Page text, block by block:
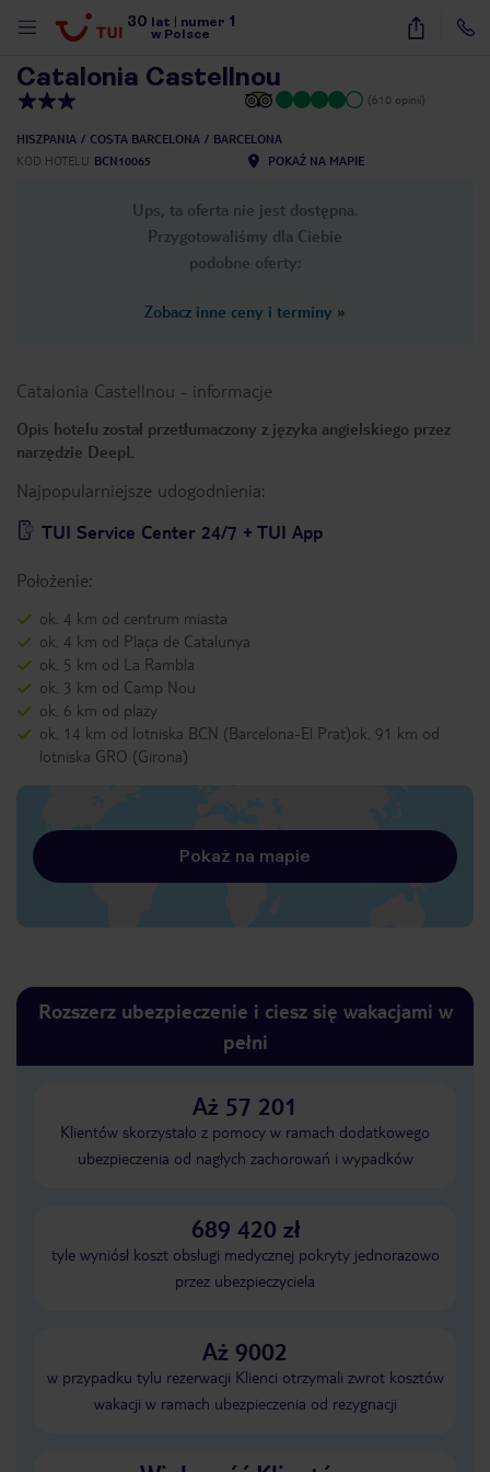
30 lat numer 1
w Polsce
30
Catalonia Castellnou
(610 opinii)
HISZPANIA COSTA BARCELONA
BARCELONA
KOD HOTELU BCN10065 POKAŻ NA MAPIE
Ups, ta oferta nie jest dostępna.
Przygotowaliśmy dla Ciebie
podobne oferty:
Zobacz inne ceny i terminy »
Catalonia Castellnou - informacje
Opis hotelu został przetłumaczony z języka angielskiego przez
narzędzie DeepL
Najpopularniejsze udogodnienia:
TUI Service Center 24/7 + TUI App
Położenie:
ok. 4 km od centrum miasta
ok. 4 km od Plaça de Catalunya
ok. 5 km od La Rambla
ok. 3 km od Camp Nou
ok. 6 km od plaży
ok. 14 km od lotniska BCN (Barcelona-El Prat)ok. 91 km od
lotniska GRO (Girona)
Pokaż na mapie
Rozszerz ubezpieczenie i ciesz się wakacjami w
pełni
Aż 57 201
Klientów skorzystało z pomocy w ramach dodatkowego
ubezpieczenia od nagłych zachorowań i wypadków
689 420 zł
tyle wyniósł koszt obsługi medycznej pokryty jednorazowo
przez ubezpieczyciela
Aż 9002
w przypadku tylu rezerwacji Klienci otrzymali zwrot kosztów
wakacji w ramach ubezpieczenia od rezygnacji